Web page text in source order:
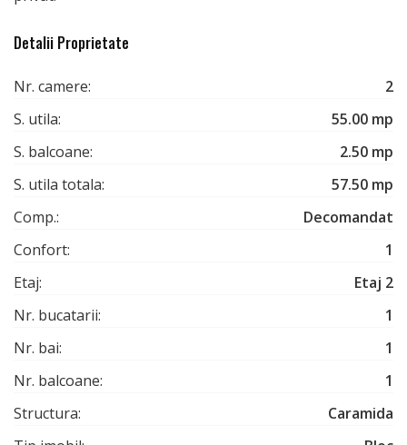
Detalii Proprietate
Nr. camere:
2
S. utila:
55.00 mp
S. balcoane:
2.50 mp
S. utila totala:
57.50 mp
Comp.:
Decomandat
Confort:
1
Etaj:
Etaj 2
Nr. bucatarii:
1
Nr. bai:
1
Nr. balcoane:
1
Structura:
Caramida